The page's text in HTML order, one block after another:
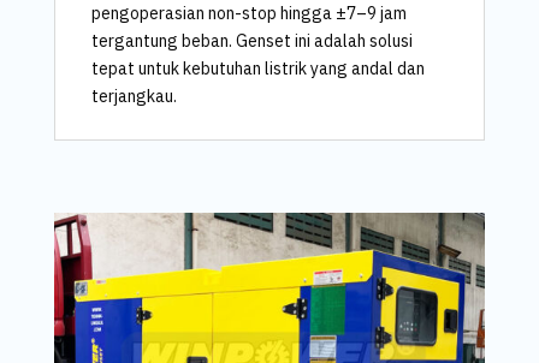
pengoperasian non-stop hingga ±7–9 jam
tergantung beban. Genset ini adalah solusi
tepat untuk kebutuhan listrik yang andal dan
terjangkau.